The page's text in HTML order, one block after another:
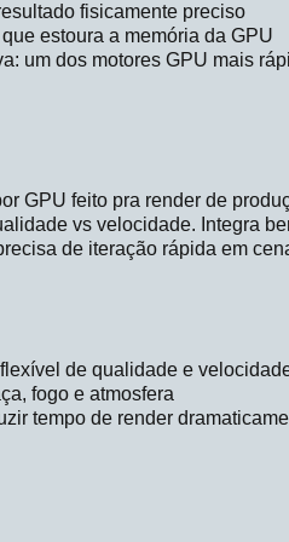
fisicamente preciso
estoura a memória da GPU
um dos motores GPU mais
GPU feito pra render de
vs velocidade. Integra
de iteração rápida em
de qualidade e
fogo e atmosfera
tempo de render